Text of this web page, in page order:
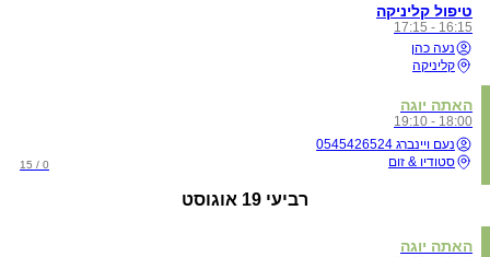
טיפול קליניקה
16:15 - 17:15
נעה כהן
קליניקה
האתה יוגה
18:00 - 19:10
נעם ויינברג 0545426524
סטודיו & זום
0 / 15
רביעי 19 אוגוסט
האתה יוגה